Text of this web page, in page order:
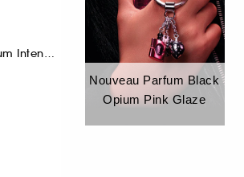
Coffret Eau de Parfum Intense pour femme
Nouveau Parfum Black
Opium Pink Glaze